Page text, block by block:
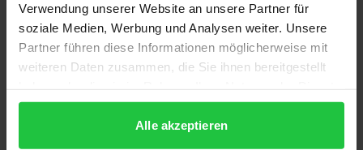
Verwendung unserer Website an unsere Partner für
soziale Medien, Werbung und Analysen weiter. Unsere
Partner führen diese Informationen möglicherweise mit
weiteren Daten zusammen, die Sie ihnen bereitgestellt
gesammelt haben.
Alle akzeptieren
ISBN
978-3-7890-2115-2
22.08.1990